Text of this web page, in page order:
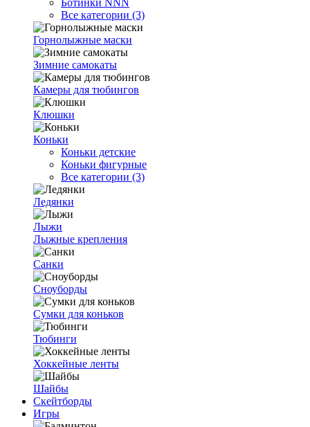
Ботинки NNN
Все категории (3)
Горнолыжные маски
Зимние самокаты
Камеры для тюбингов
Клюшки
Коньки
Коньки детские
Коньки фигурные
Все категории (3)
Ледянки
Лыжи
Лыжные крепления
Санки
Сноуборды
Сумки для коньков
Тюбинги
Хоккейные ленты
Шайбы
Скейтборды
Игры